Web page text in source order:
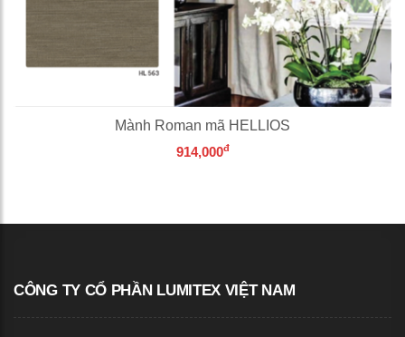
Mành Roman mã HELLIOS
914,000đ
CÔNG TY CỔ PHẦN LUMITEX VIỆT NAM